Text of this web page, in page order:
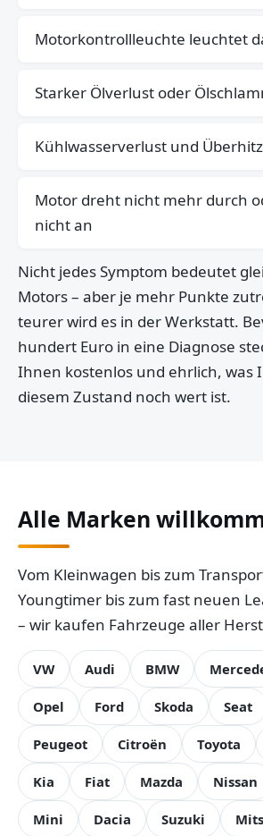
Motorkontrollleuchte leuchtet
Starker Ölverlust oder
Kühlwasserverlust und
Motor dreht nicht mehr durch
nicht an
Nicht jedes Symptom bedeutet
Motors – aber je mehr Punkte
teurer wird es in der Werkstatt.
hundert Euro in eine Diagnose
Ihnen kostenlos und ehrlich, was
diesem Zustand noch wert ist.
Alle Marken
Vom Kleinwagen bis zum
Youngtimer bis zum fast neuen
– wir kaufen Fahrzeuge aller
VW Audi BMW
Opel Ford Skoda Seat
Peugeot Citroën Toyota
Kia Fiat Mazda Nissan
Mini Dacia Suzuki